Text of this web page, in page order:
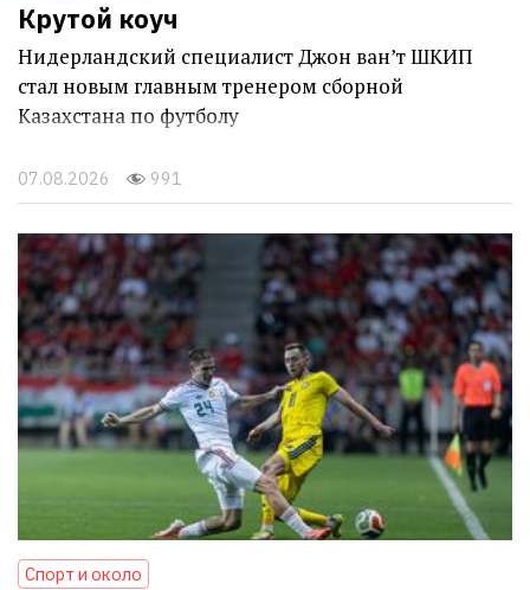
Крутой коуч
Нидерландский специалист Джон ван’т ШКИП
стал новым главным тренером сборной
Казахстана по футболу
07.08.2026 991
Спорт и около